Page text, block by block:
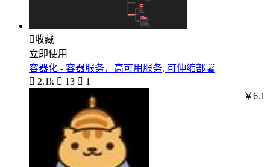
收藏
立即使用
容器化 - 容器服务，高可用服务, 可伸缩部署
 2.1k  13  1
￥6.1